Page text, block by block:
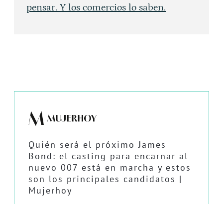
pensar. Y los comercios lo saben.
Quién será el próximo James
Bond: el casting para encarnar al
nuevo 007 está en marcha y estos
son los principales candidatos |
Mujerhoy